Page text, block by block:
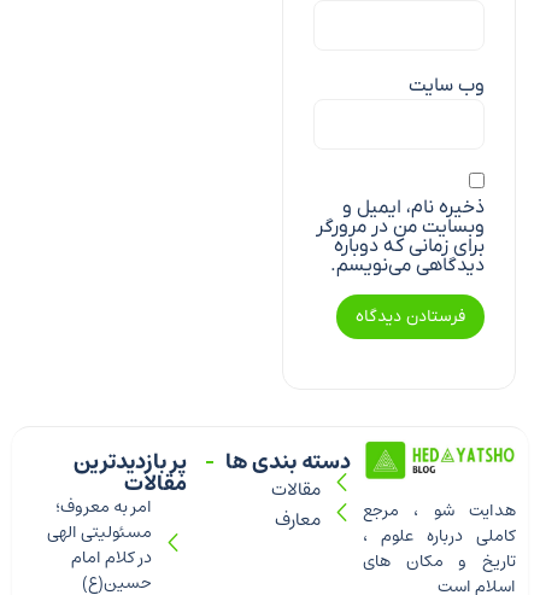
وب‌ سایت
ذخیره نام، ایمیل و
وبسایت من در مرورگر
برای زمانی که دوباره
دیدگاهی می‌نویسم.
پر بازدیدترین
مقالات
امر به معروف؛
مسئولیتی الهی
در کلام امام
حسین(ع)
دسته بندی ها
مقالات
معارف
هدایت شو ، مرجع
کاملی درباره علوم ،
تاریخ و مکان های
اسلام است